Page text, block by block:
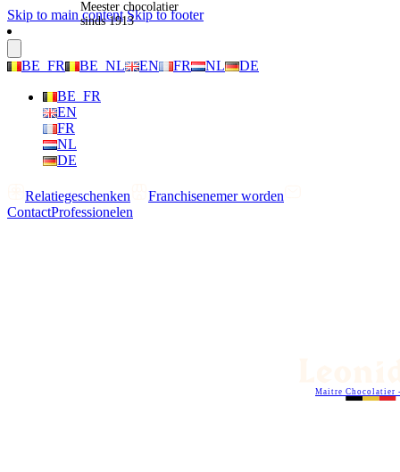
Skip to main content Skip to footer
BE_FR BE_NL EN FR NL
DE
BE_FR
EN
FR
NL
DE
Relatiegeschenken
Franchisenemer worden
ContactProfessionelen
Maitre Chocolatier
Meester chocolatier
sinds 1913